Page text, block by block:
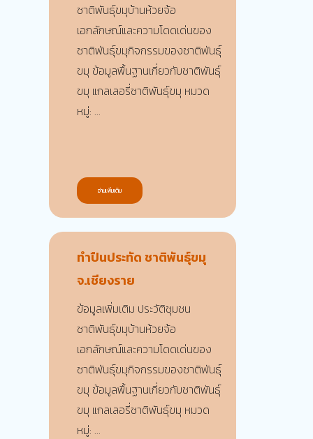
ชาติพันธุ์ขมุบ้านห้วยจ้อ
เอกลักษณ์และความโดดเด่นของ
ชาติพันธุ์ขมุกิจกรรมของชาติพันธุ์
ขมุ ข้อมูลพื้นฐานเกี่ยวกับชาติพันธุ์
ขมุ แกลเลอรี่ชาติพันธุ์ขมุ หมวด
หมู่: ...
อ่านเพิ่มเติม
ทำปืนประทัด ชาติพันธุ์ขมุ
จ.เชียงราย
ข้อมูลเพิ่มเติม ประวัติชุมชน
ชาติพันธุ์ขมุบ้านห้วยจ้อ
เอกลักษณ์และความโดดเด่นของ
ชาติพันธุ์ขมุกิจกรรมของชาติพันธุ์
ขมุ ข้อมูลพื้นฐานเกี่ยวกับชาติพันธุ์
ขมุ แกลเลอรี่ชาติพันธุ์ขมุ หมวด
หมู่: ...